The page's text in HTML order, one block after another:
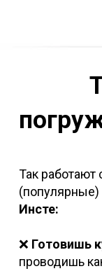
Так работают
(популярные)
Инсте:
❌ Готовишь
проводишь